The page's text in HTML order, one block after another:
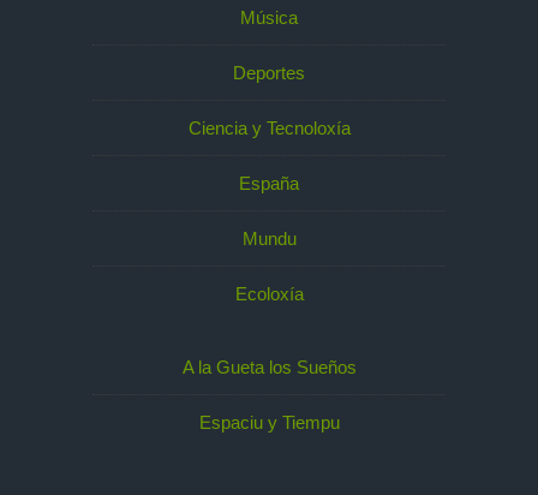
Música
Deportes
Ciencia y Tecnoloxía
España
Mundu
Ecoloxía
A la Gueta los Sueños
Espaciu y Tiempu